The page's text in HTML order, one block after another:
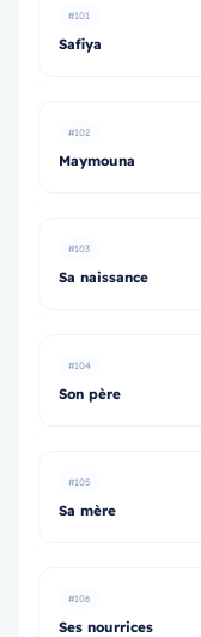
#101
Safiya
#102
Maymouna
#103
Sa naissance
#104
Son père
#105
Sa mère
#106
Ses nourrices